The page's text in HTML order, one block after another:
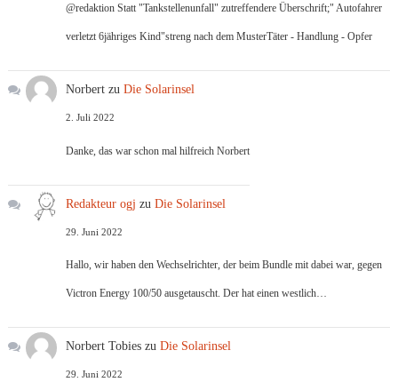
@redaktion Statt "Tankstellenunfall" zutreffendere Überschrift;" Autofahrer
verletzt 6jähriges Kind"streng nach dem MusterTäter - Handlung - Opfer
Norbert zuDie Solarinsel
2. Juli 2022
Danke, das war schon mal hilfreich Norbert
Redakteur ogj zuDie Solarinsel
29. Juni 2022
Hallo, wir haben den Wechselrichter, der beim Bundle mit dabei war, gegen
Victron Energy 100/50 ausgetauscht. Der hat einen westlich…
Norbert Tobies zuDie Solarinsel
29. Juni 2022